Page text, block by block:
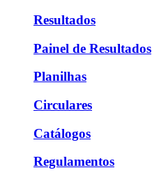
Resultados
Painel de Resultados
Planilhas
Circulares
Catálogos
Regulamentos